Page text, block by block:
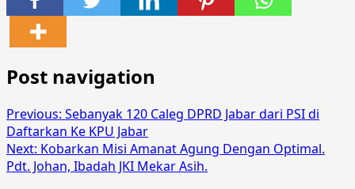
Post navigation
Previous: Sebanyak 120 Caleg DPRD Jabar dari PSI di
Daftarkan Ke KPU Jabar
Next: Kobarkan Misi Amanat Agung Dengan Optimal.
Pdt. Johan, Ibadah JKI Mekar Asih.